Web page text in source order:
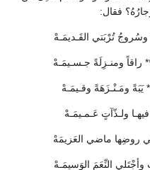
فقال:
تُرْبَتي القَـديمَـهْ
ومنـزِلَةً جـسـيمَـهْ
ومَـنْـزَهَةً وقـيمَـهْ
ولـذّآتٍ عَـمـيمَـهْ
روضِها ماضي العَزيمَهْ
وأجْتَلي النِّعَمَ الوَسيمَـهْ